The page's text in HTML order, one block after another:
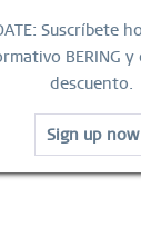
Suscríbete
BERING y
descuento.
Sign up now
GARANTÍA
Contacta